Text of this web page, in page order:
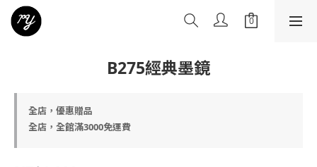
B275經典墨鏡
全店，優惠贈品
全店，全館滿3000免運費